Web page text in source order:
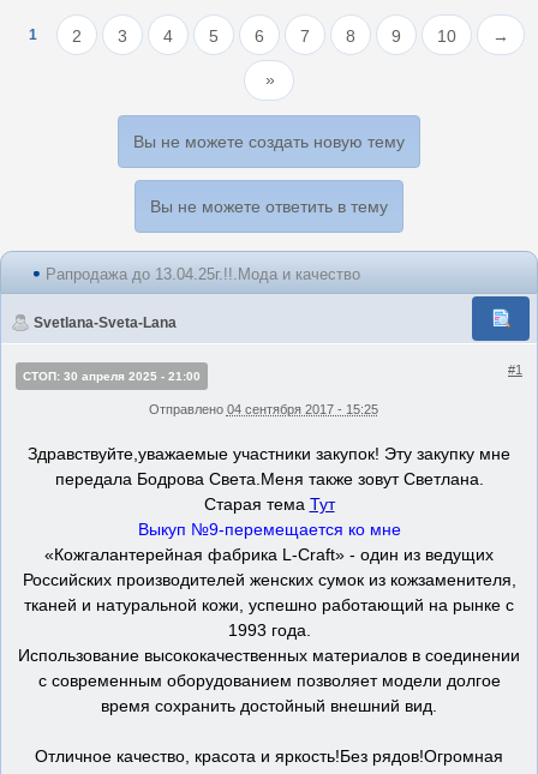
1 2 3 4 5 6 7 8 9 10 →
Вы не можете создать новую тему
Вы не можете ответить в тему
Рапродажа до 13.04.25г.!!.Мода и качество
Svetlana-Sveta-Lana
#1
СТОП: 30 апреля 2025 - 21:00
Отправлено 04 сентября 2017 - 15:25
Здравствуйте,уважаемые участники закупок! Эту закупку мне
передала Бодрова Света.Меня также зовут Светлана.
Старая тема Тут
Выкуп №9-перемещается ко мне
«Кожгалантерейная фабрика L-Craft» - один из ведущих
Российских производителей женских сумок из кожзаменителя,
тканей и натуральной кожи, успешно работающий на рынке с
1993 года.
Использование высококачественных материалов в соединении
с современным оборудованием позволяет модели долгое
время сохранить достойный внешний вид.
Отличное качество, красота и яркость!Без рядов!Огромная